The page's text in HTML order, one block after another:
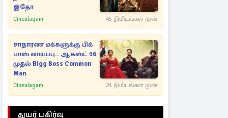
செல்லத்துரை
கண்டி, Toronto, Canada
02 Aug, 2026
அகாலமரணம்
செல்வன் வலன்ரைன்
ஸ்ரெவான்
27 Jul, 2026